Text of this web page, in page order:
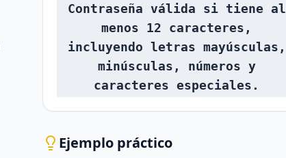
Contraseña válida si tiene al
menos 12 caracteres,
incluyendo letras mayúsculas,
minúsculas, números y
caracteres especiales.
Ejemplo práctico